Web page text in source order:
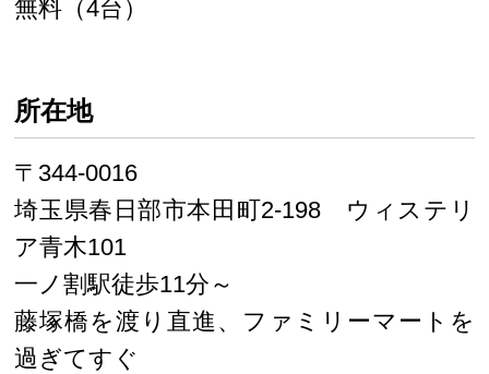
無料（4台）
所在地
〒344-0016
埼玉県春日部市本田町2-198 ウィステリ
ア青木101
一ノ割駅徒歩11分～
藤塚橋を渡り直進、ファミリーマートを
過ぎてすぐ